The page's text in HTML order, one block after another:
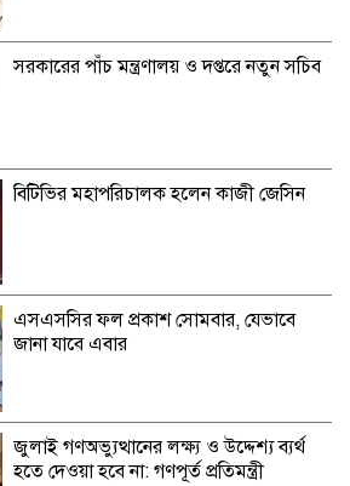
সরকারের পাঁচ মন্ত্রণালয় ও দপ্তরে নতুন সচিব
বিটিভির মহাপরিচালক হলেন কাজী জেসিন
এসএসসির ফল প্রকাশ সোমবার, যেভাবে
জানা যাবে এবার
জুলাই গণঅভ্যুত্থানের লক্ষ্য ও উদ্দেশ্য ব্যর্থ
হতে দেওয়া হবে না: গণপূর্ত প্রতিমন্ত্রী